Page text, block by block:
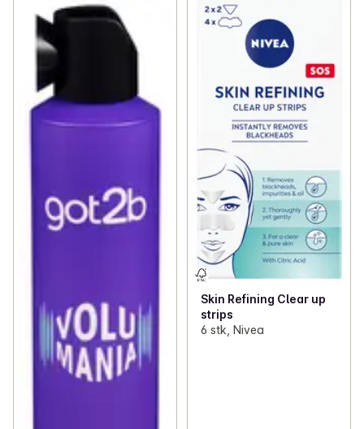
Skin Refining Clear up
strips
6 stk, Nivea